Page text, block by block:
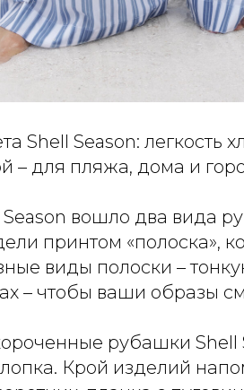
Shell Season: легкость
– для пляжа, дома и
Season вошло два вида
принтом «полоска»,
виды полоски –
– чтобы ваши образы
рубашки Shell
Крой изделий